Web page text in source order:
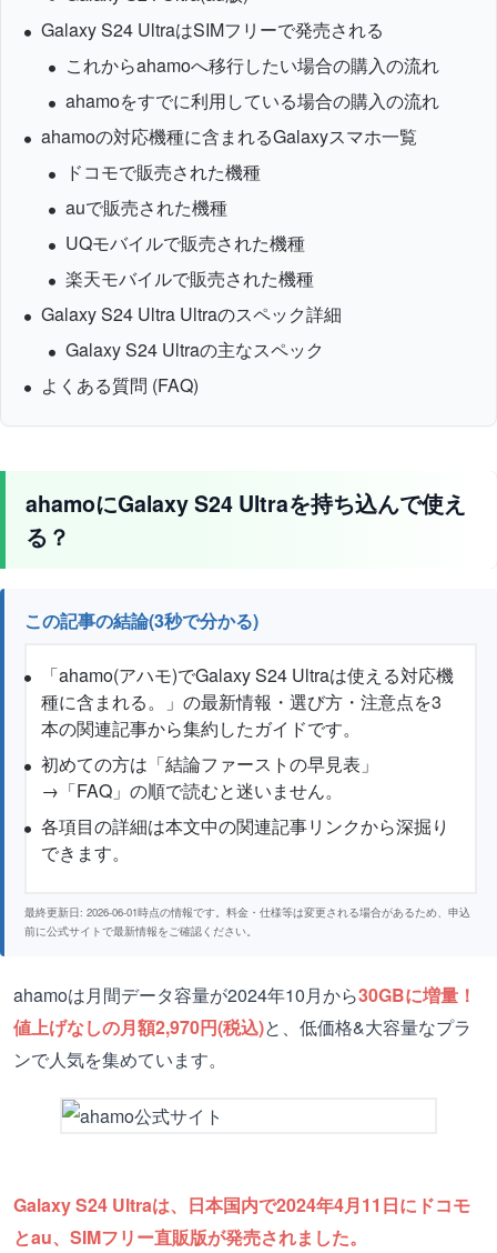
Galaxy S24 UltraはSIMフリーで発売される
これからahamoへ移行したい場合の購入の流れ
ahamoをすでに利用している場合の購入の流れ
ahamoの対応機種に含まれるGalaxyスマホ一覧
ドコモで販売された機種
auで販売された機種
UQモバイルで販売された機種
楽天モバイルで販売された機種
Galaxy S24 Ultra Ultraのスペック詳細
Galaxy S24 Ultraの主なスペック
よくある質問 (FAQ)
ahamoにGalaxy S24 Ultraを持ち込んで使え
る？
この記事の結論(3秒で分かる)
「ahamo(アハモ)でGalaxy S24 Ultraは使える対応機
種に含まれる。」の最新情報・選び方・注意点を3
本の関連記事から集約したガイドです。
初めての方は「結論ファーストの早見表」
→「FAQ」の順で読むと迷いません。
各項目の詳細は本文中の関連記事リンクから深掘り
できます。
最終更新日: 2026-06-01時点の情報です。料金・仕様等は変更される場合があるため、申込
前に公式サイトで最新情報をご確認ください。
ahamoは月間データ容量が2024年10月から30GBに増量！
値上げなしの月額2,970円(税込)と、低価格&大容量なプラ
ンで人気を集めています。
Galaxy S24 Ultraは、日本国内で2024年4月11日にドコモ
とau、SIMフリー直販版が発売されました。